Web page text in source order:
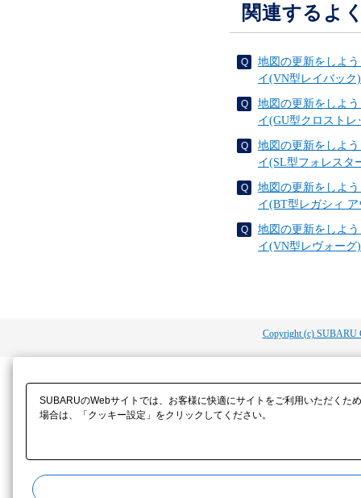
関連するよ
地図の更新をしよ
イ(VN型レイバック)
地図の更新をしよ
イ(GU型クロストレ
地図の更新をしよ
イ(SL型フォレスタ
地図の更新をしよ
イ(BT型レガシィ
地図の更新をしよ
イ(VN型レヴォーグ)
Copyright (c) SUBARU
SUBARUのWebサイトでは、お客様に快適にサイトをご利用いただく
場合は、「クッキー設定」をクリックしてください。​